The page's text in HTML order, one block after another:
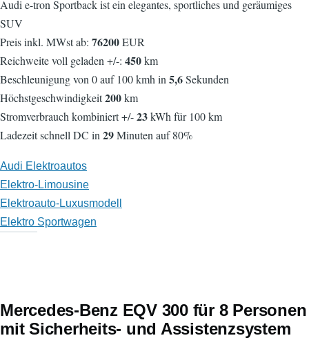
Audi e-tron Sportback ist ein elegantes, sportliches und geräumiges
SUV
Preis inkl. MWst ab: 76200EUR
Reichweite voll geladen +/-: 450km
Beschleunigung von 0 auf 100 kmh in 5,6Sekunden
Höchstgeschwindigkeit200km
Stromverbrauch kombiniert +/-23kWh für 100 km
Ladezeit schnell DC in 29Minuten auf 80%
Audi Elektroautos
Elektro-Limousine
Elektroauto-Luxusmodell
Elektro Sportwagen
Mercedes-Benz EQV 300 für 8 Personen
mit Sicherheits- und Assistenzsystem